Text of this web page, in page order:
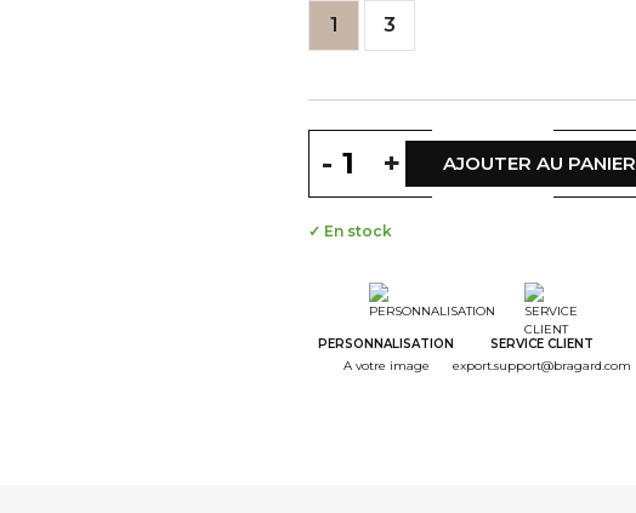
1 3
- + AJOUTER AU PANIER
✓ En stock
PERSONNALISATION
A votre image
SERVICE CLIENT
export.support@bragard.com